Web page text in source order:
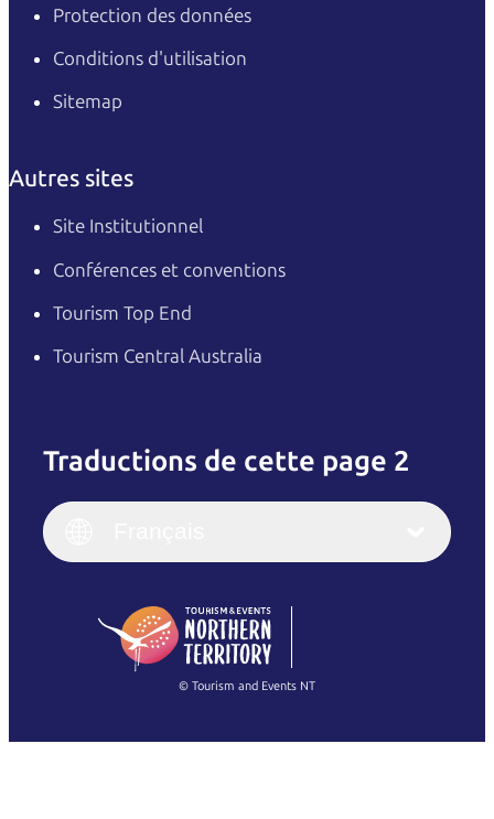
Protection des données
Conditions d'utilisation
Sitemap
Autres sites
Site Institutionnel
Conférences et conventions
Tourism Top End
Tourism Central Australia
Traductions de cette page 2
English
(Singapore)
Italiano
繁體中文
© Tourism and Events NT